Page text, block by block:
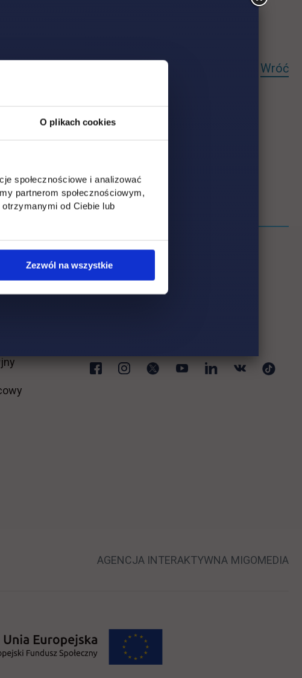
O plikach cookies
społecznościowe i analizować
partnerom społecznościowym,
od Ciebie lub
Zezwól na wszystkie
Wróć
w nowej karcie
AGENCJA INTERAKTYWNA LINK
MIGOMEDIA